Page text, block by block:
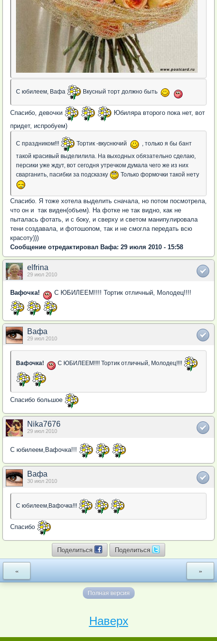
С юбилеем, Вафа Вкусный торт должно быть
Спасибо, девочки
Юбиляра второго пока нет, вот
придет, испробуем)
С праздником!!! Тортик -вкуснючий
, только я бы бант
такой красивый выделилила. На выходных обязательно сделаю,
персики уже ждут, вот сегодня утречком думала чего же из них
сварганить, пасибки за подсказку
Только формочки такой нету
Спасибо. Я тоже хотела выделить сначала, но потом посмотрела,
что он и так виден(объем). На фотке не так видно, как не
пыталась фотать, и с боку, и сверху и светом манипулировала
тени создавала, и фотошопом, так и не смогла передать всю
красоту)))
Сообщение отредактировал Вафа: 29 июля 2010 - 15:58
elfrina
29 июл 2010
Вафочка! С ЮБИЛЕЕМ!!!! Тортик отличный, Молодец!!!!
Вафа
29 июл 2010
Вафочка! С ЮБИЛЕЕМ!!!! Тортик отличный, Молодец!!!!
Спасибо большое
Nika7676
29 июл 2010
С юбилеем,Вафочка!!!
Вафа
30 июл 2010
С юбилеем,Вафочка!!!
Спасибо
Поделиться Поделиться
« »
Полная версия
Наверх